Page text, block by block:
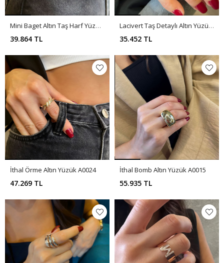
Mini Baget Altın Taş Harf Yüzük A0033
39.864 TL
Lacivert Taş Detaylı Altın Yüzük A0031
35.452 TL
İthal Örme Altın Yüzük A0024
47.269 TL
İthal Bomb Altın Yüzük A0015
55.935 TL